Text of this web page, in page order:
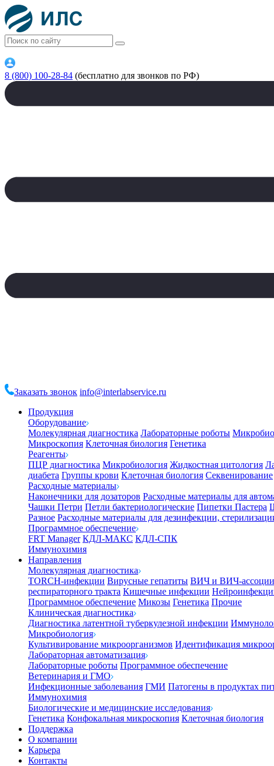
8 (800) 100-28-84 (бесплатно для звонков по РФ)
Заказать звонок info@interlabservice.ru
Продукция
Оборудование
Молекулярная диагностика Лабораторные роботы
Микроскопия Клеточная биология Генетика
Реагенты
ПЦР диагностика Микробиология Жидкостная цитология
диабета Группы крови Клеточная биология Секвенирование
Расходные материалы
Наконечники для дозаторов Расходные материалы для
Чашки Петри Петли бактериологические Пипетки Пастера
Разное Расходные материалы для дезинфекции,
Программное обеспечение
FRT Manager КДЛ-МАКС КДЛ-СПК
Иммунохимия
Направления
Молекулярная диагностика
TORCH-инфекции Вирусные гепатиты ВИЧ и ВИЧ-
респираторного тракта Кишечные инфекции
Программное обеспечение Микозы Генетика Прочие
Клиническая диагностика
Диагностика латентной туберкулезной инфекции
Микробиология
Культивирование микроорганизмов Идентификация
Лабораторная автоматизация
Лабораторные роботы Программное обеспечение
Ветеринария и ГМО
Инфекционные заболевания ГМИ Патогены в продуктах
Иммунохимия
Биологические и медицинские исследования
Генетика Конфокальная микроскопия Клеточная биология
Поддержка
О компании
Карьера
Контакты